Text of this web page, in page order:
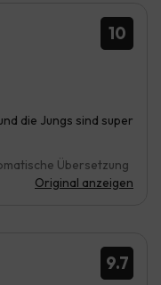
10
die Jungs sind super
Übersetzung
Original anzeigen
9.7